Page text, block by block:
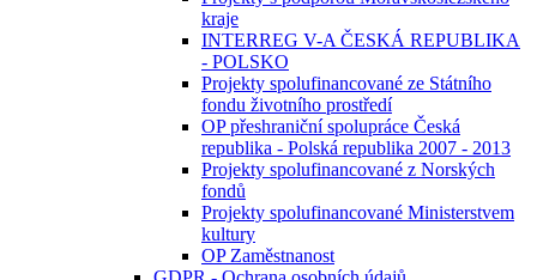
kraje
INTERREG V-A ČESKÁ REPUBLIKA
- POLSKO
Projekty spolufinancované ze Státního
fondu životního prostředí
OP přeshraniční spolupráce Česká
republika - Polská republika 2007 - 2013
Projekty spolufinancované z Norských
fondů
Projekty spolufinancované Ministerstvem
kultury
OP Zaměstnanost